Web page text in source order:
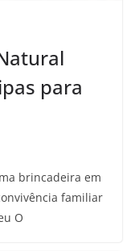
para
brincadeira em
familiar
O